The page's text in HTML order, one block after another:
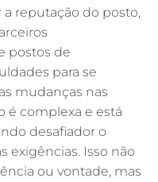
reputação do posto,
postos de
para se
mudanças nas
é complexa e está
desafiador o
exigências. Isso não
ou vontade, mas